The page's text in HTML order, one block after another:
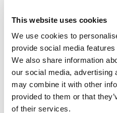
This website uses cookies
We use cookies to
provide social media
We also share information
our social media, advertising
may combine it with other
provided to them or that
of their services.
Nous avons réalisé et
examentrès difficile
plus que nécessaire ;
Nous avons lancé un
la malveillance d’un
vous rencontrez un ou